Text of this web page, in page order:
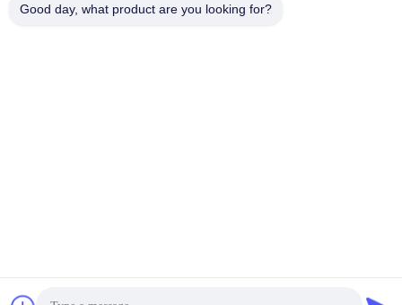
Good day, what product are you looking for?